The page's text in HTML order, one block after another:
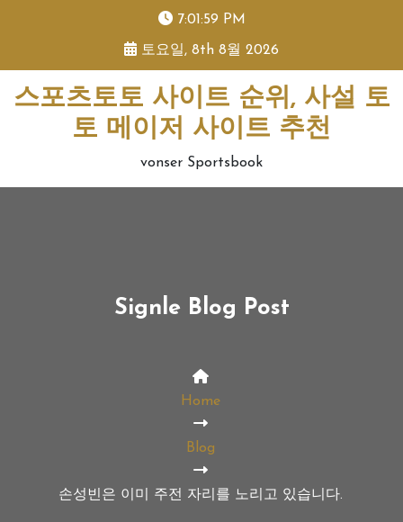
7:01:59 PM
토요일, 8th 8월 2026
스포츠토토 사이트 순위, 사설 토
토 메이저 사이트 추천
vonser Sportsbook
Signle Blog Post
Home
Blog
손성빈은 이미 주전 자리를 노리고 있습니다.